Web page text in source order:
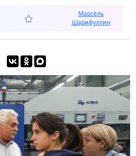
Марсель
Шарифуллин